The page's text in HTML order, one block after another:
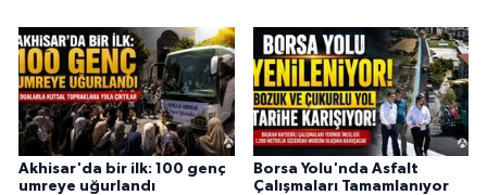
Akhisar'da bir ilk: 100 genç
umreye uğurlandı
Borsa Yolu'nda Asfalt
Çalışmaları Tamamlanıyor